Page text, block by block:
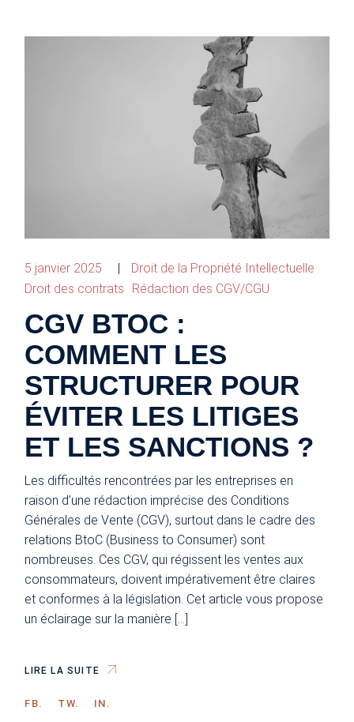
5 janvier 2025
Droit de la Propriété Intellectuelle
Droit des contrats
Rédaction des CGV/CGU
CGV BTOC :
COMMENT LES
STRUCTURER POUR
ÉVITER LES LITIGES
ET LES SANCTIONS ?
Les difficultés rencontrées par les entreprises en
raison d’une rédaction imprécise des Conditions
Générales de Vente (CGV), surtout dans le cadre des
relations BtoC (Business to Consumer) sont
nombreuses. Ces CGV, qui régissent les ventes aux
consommateurs, doivent impérativement être claires
et conformes à la législation. Cet article vous propose
un éclairage sur la manière […]
LIRE LA SUITE
FB. TW. IN.